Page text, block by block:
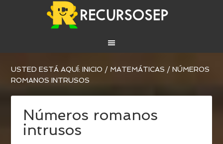
USTED ESTÁ AQUÍ:INICIO / MATEMÁTICAS / NÚMEROS
ROMANOS INTRUSOS
Números romanos
intrusos